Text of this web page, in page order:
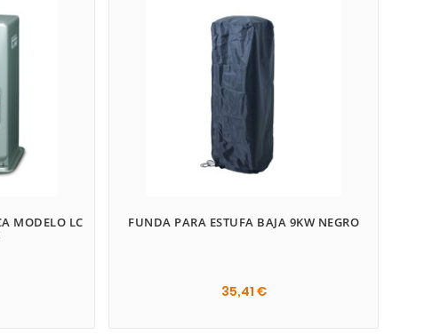
MODELO LC
FUNDA PARA ESTUFA BAJA 9KW NEGRO
35,41 €